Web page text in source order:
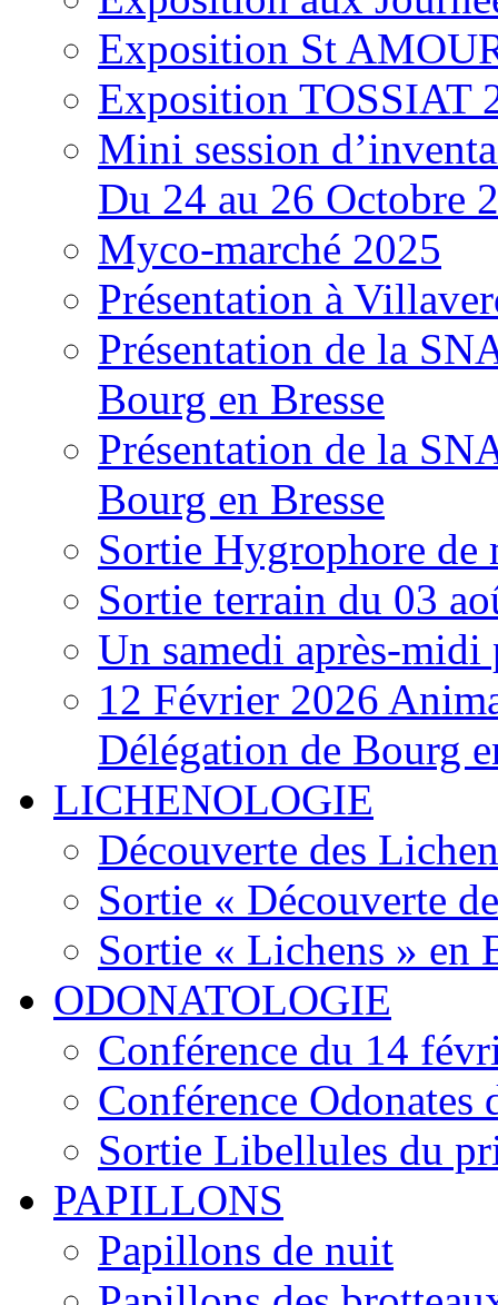
Exposition St
Exposition TOSSIAT
Mini session
Du 24 au 26 Octobre
Myco-marché 2025
Présentation à
Présentation de la
Bourg en Bresse
Présentation de la
Bourg en Bresse
Sortie Hygrophore de
Sortie terrain du 03
Un samedi après-
12 Février 2026
Délégation de Bourg
LICHENOLOGIE
Découverte des
Sortie « Découverte
Sortie « Lichens » en
ODONATOLOGIE
Conférence du 14
Conférence
Sortie Libellules du
PAPILLONS
Papillons de nuit